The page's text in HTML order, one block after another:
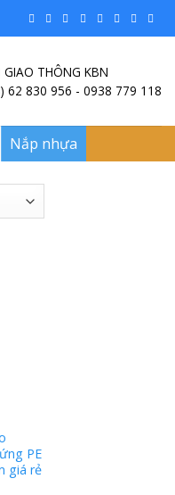
GIAO THÔNG KBN
62 830 956 - 0938 779 118
Nắp nhựa
PE
giá rẻ